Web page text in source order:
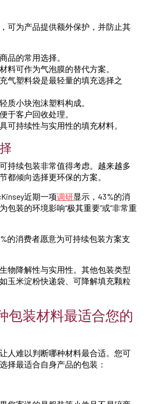
可为产品提供额外保护，并防止其
品的常用选择。
料可作为气泡膜的替代方案。
气塑料袋是最轻量的填充选择之
质小块泡沫塑料构成。
于客户回收处理。
可持续性与实用性的填充材料。
持续包装非常值得考虑。越来越多
都倾向选择更环保的方案。
近期一项调研显示，43%的消
包装的环境影响“极其重要”或“非常重
的消费者愿意为可持续包装方案支
物降解性与实用性。其他包装类型
玉米淀粉快递袋、可降解填充颗粒
包装材料最适合您的
人难以判断哪种材料最合适。您可
择最适合自身产品的包装：